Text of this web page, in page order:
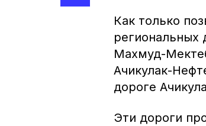
Как только
региональных
Махмуд-
Ачикулак-
дороге
Эти дороги